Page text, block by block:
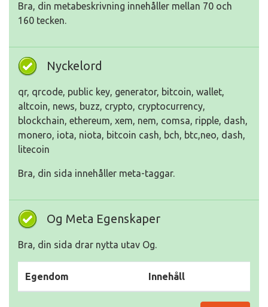
Bra, din metabeskrivning innehåller mellan 70 och
160 tecken.
Nyckelord
qr, qrcode, public key, generator, bitcoin, wallet,
altcoin, news, buzz, crypto, cryptocurrency,
blockchain, ethereum, xem, nem, comsa, ripple, dash,
monero, iota, niota, bitcoin cash, bch, btc,neo, dash,
litecoin
Bra, din sida innehåller meta-taggar.
Og Meta Egenskaper
Bra, din sida drar nytta utav Og.
Egendom Innehåll